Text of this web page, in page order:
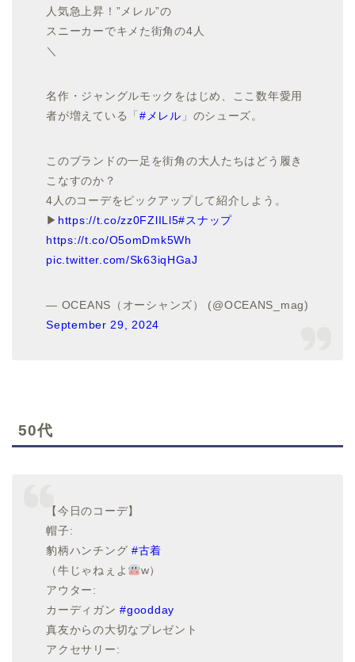
人気急上昇！”メレル”の
スニーカーでキメた街角の4人
＼
名作・ジャングルモックをはじめ、ここ数年愛用
者が増えている「 #メレル 」のシューズ。
このブランドの一足を街角の大人たちはどう履き
こなすのか？
4人のコーデをピックアップして紹介しよう。
▶︎ https://t.co/zz0FZlILl5#スナップ
https://t.co/O5omDmk5Wh
pic.twitter.com/Sk63iqHGaJ
— OCEANS（オーシャンズ） (@OCEANS_mag)
September 29, 2024
50代
【今日のコーデ】
帽子:
豹柄ハンチング #古着
（牛じゃねぇよ
w）
アウター:
カーディガン#goodday
真友からの大切なプレゼント
アクセサリー: